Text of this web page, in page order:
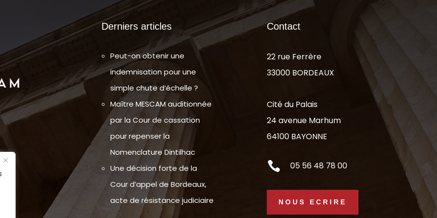
en
Derniers articles
Peut-on obtenir une
indemnisation pour une
simple chute d’échelle ?
Maître MESCAM auditionnée
par la Cour de cassation
pour repenser la
Nomenclature Dintilhac
Une décision forte de la
Cour d’appel de Bordeaux,
acte de résistance judiciaire
Contact
22 rue Ferrère
33000 BORDEAUX
Cité du Palais
24 avenue Marhum
64100 BAYONNE
 05 56 48 78 00
NOUS ECRIRE